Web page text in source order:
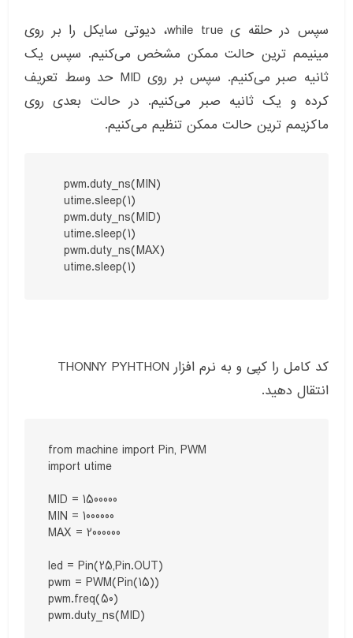
سپس در حلقه ی while true، دیوتی سایکل را بر روی
مینیمم ترین حالت ممکن مشخص می‌کنیم. سپس یک
ثانیه صبر می‌کنیم. سپس بر روی MID حد وسط تعریف
کرده و یک ثانیه صبر می‌کنیم. در حالت بعدی روی
ماکزیمم ترین حالت ممکن تنظیم می‌کنیم.
    pwm.duty_ns(MIN)
    utime.sleep(1)
    pwm.duty_ns(MID)
    utime.sleep(1)
    pwm.duty_ns(MAX)
    utime.sleep(1)
کد کامل را کپی و به نرم افزار THONNY PYHTHON
انتقال دهید.
from machine import Pin, PWM
import utime
MID = 1500000
MIN = 1000000
MAX = 2000000
led = Pin(25,Pin.OUT)
pwm = PWM(Pin(15))
pwm.freq(50)
pwm.duty_ns(MID)